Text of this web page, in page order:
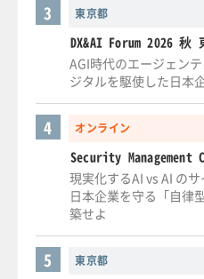
東京都
3
DX&AI Forum 2026 秋
AGI時代のエージェン
ジタルを駆使した日本
オンライン
4
Security Management
現実化するAI vs AI の
日本企業を守る「自律
築せよ
東京都
5